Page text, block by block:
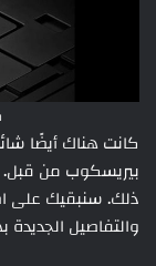
كانت هناك أيضًا
بيريسكوب من
ذلك. سنبقيك على
والتفاصيل